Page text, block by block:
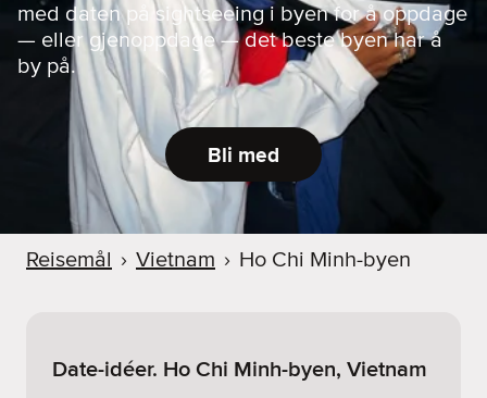
med daten på sightseeing i byen for å oppdage
— eller gjenoppdage — det beste byen har å
by på.
Bli med
Reisemål › Vietnam › Ho Chi Minh-byen
Date-idéer. Ho Chi Minh-byen, Vietnam